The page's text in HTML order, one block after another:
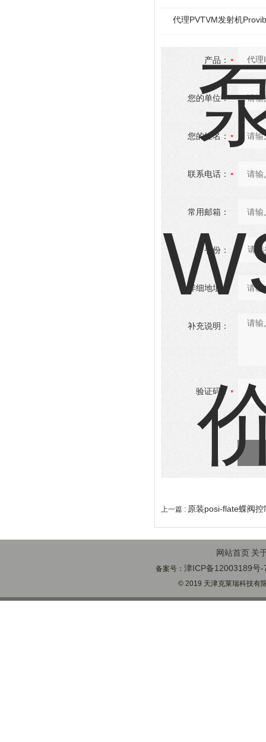
代理PVTVM发射机
产品：
您的单位：
您的姓名：
联系电话：
常用邮箱：
省份：
详细地址：
补充说明：
验证码：
上一篇 : 原装posi-flate蝶阀
网站首页 关
备案号：津ICP备12003189号-
© 2019 天津克莱瑞科技有